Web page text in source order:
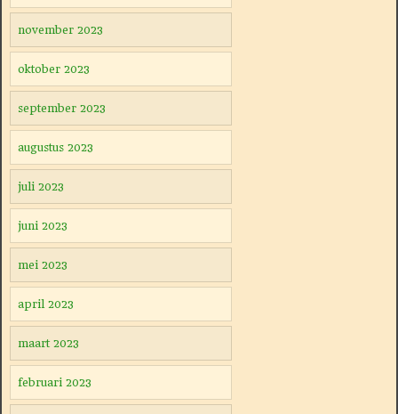
november 2023
oktober 2023
september 2023
augustus 2023
juli 2023
juni 2023
mei 2023
april 2023
maart 2023
februari 2023